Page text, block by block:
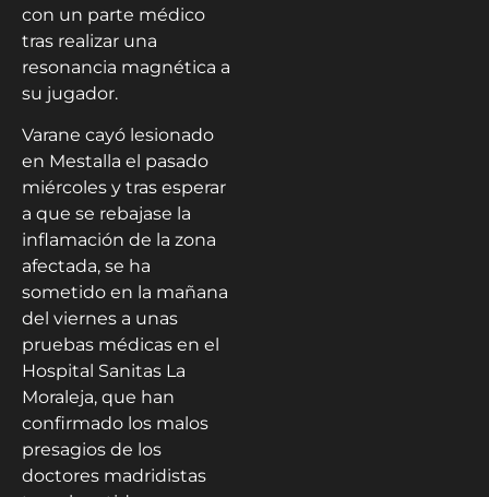
con un parte médico
tras realizar una
resonancia magnética a
su jugador.
Varane cayó lesionado
en Mestalla el pasado
miércoles y tras esperar
a que se rebajase la
inflamación de la zona
afectada, se ha
sometido en la mañana
del viernes a unas
pruebas médicas en el
Hospital Sanitas La
Moraleja, que han
confirmado los malos
presagios de los
doctores madridistas